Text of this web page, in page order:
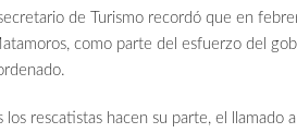
de Turismo recordó que en
como parte del esfuerzo del
los rescatistas hacen su parte, el llamado